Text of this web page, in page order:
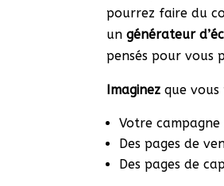
pourrez faire du
ungénérateur
pensés pour vous
Imaginez que vous
Votre
Des pages de
Des pages de